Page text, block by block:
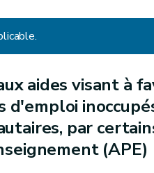
aides visant à
par
(APE)